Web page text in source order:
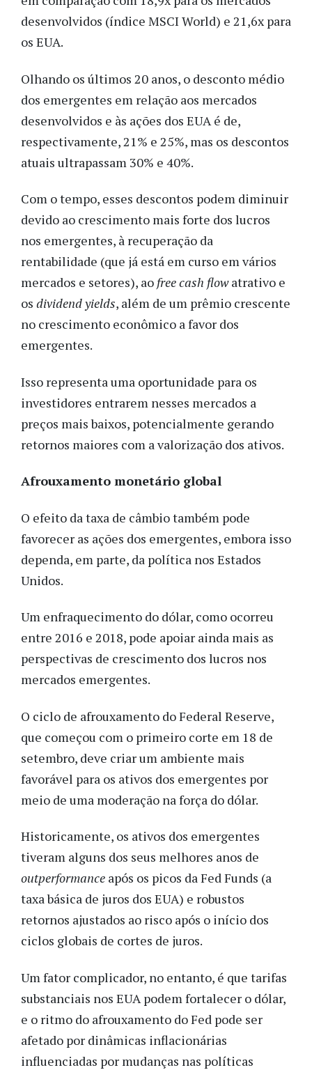
desenvolvidos (índice MSCI World) e 21,6x para
os EUA.
Olhando os últimos 20 anos, o desconto médio
dos emergentes em relação aos mercados
desenvolvidos e às ações dos EUA é de,
respectivamente, 21% e 25%, mas os descontos
atuais ultrapassam 30% e 40%.
Com o tempo, esses descontos podem diminuir
devido ao crescimento mais forte dos lucros
nos emergentes, à recuperação da
rentabilidade (que já está em curso em vários
mercados e setores), ao free cash flowatrativo e
os dividend yields, além de um prêmio crescente
no crescimento econômico a favor dos
emergentes.
Isso representa uma oportunidade para os
investidores entrarem nesses mercados a
preços mais baixos, potencialmente gerando
retornos maiores com a valorização dos ativos.
Afrouxamento monetário global
O efeito da taxa de câmbio também pode
favorecer as ações dos emergentes, embora isso
dependa, em parte, da política nos Estados
Unidos.
Um enfraquecimento do dólar, como ocorreu
entre 2016 e 2018, pode apoiar ainda mais as
perspectivas de crescimento dos lucros nos
mercados emergentes.
O ciclo de afrouxamento do Federal Reserve,
que começou com o primeiro corte em 18 de
setembro, deve criar um ambiente mais
favorável para os ativos dos emergentes por
meio de uma moderação na força do dólar.
Historicamente, os ativos dos emergentes
tiveram alguns dos seus melhores anos de
outperformance após os picos da Fed Funds (a
taxa básica de juros dos EUA) e robustos
retornos ajustados ao risco após o início dos
ciclos globais de cortes de juros.
Um fator complicador, no entanto, é que tarifas
substanciais nos EUA podem fortalecer o dólar,
e o ritmo do afrouxamento do Fed pode ser
afetado por dinâmicas inflacionárias
influenciadas por mudanças nas políticas